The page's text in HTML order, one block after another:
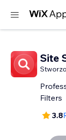
Site
Filters
3.8